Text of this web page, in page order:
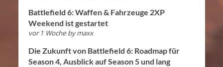
Battlefield 6: Waffen & Fahrzeuge 2XP
Weekend ist gestartet
vor 1 Woche bymaxx
Die Zukunft von Battlefield 6: Roadmap für
Season 4, Ausblick auf Season 5 und lang